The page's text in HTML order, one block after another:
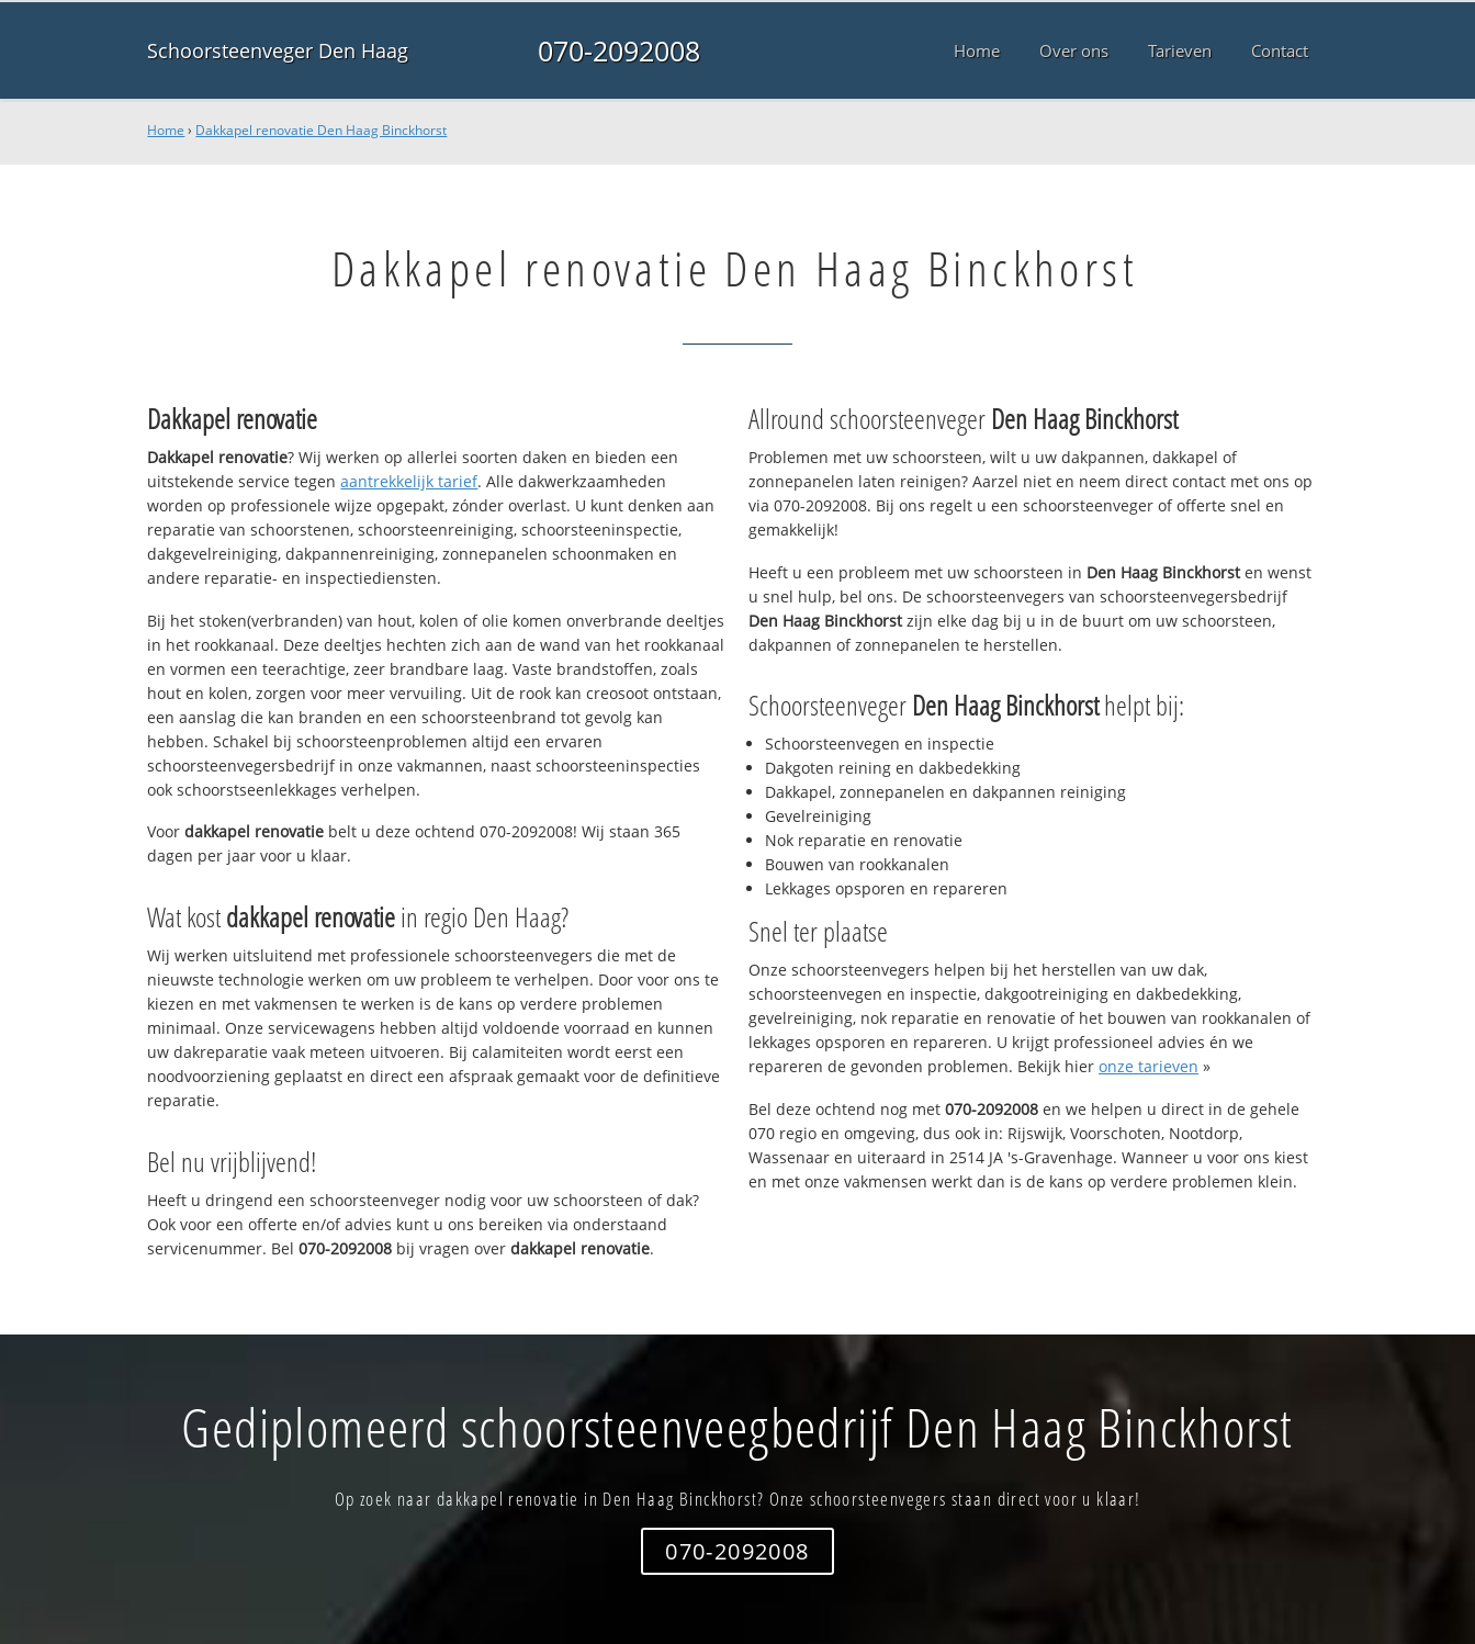
Schoorsteenveger Den Haag 070-2092008 Home Over ons Tarieven Contact
Home › Dakkapel renovatie Den Haag Binckhorst
Dakkapel renovatie Den Haag Binckhorst
Dakkapel renovatie
Dakkapel renovatie? Wij werken op allerlei soorten daken en bieden een
uitstekende service tegenaantrekkelijk tarief. Alle dakwerkzaamheden
worden op professionele wijze opgepakt, zónder overlast. U kunt denken aan
reparatie van schoorstenen, schoorsteenreiniging, schoorsteeninspectie,
dakgevelreiniging, dakpannenreiniging, zonnepanelen schoonmaken en
andere reparatie- en inspectiediensten.
Bij het stoken(verbranden) van hout, kolen of olie komen onverbrande deeltjes
in het rookkanaal. Deze deeltjes hechten zich aan de wand van het rookkanaal
en vormen een teerachtige, zeer brandbare laag. Vaste brandstoffen, zoals
hout en kolen, zorgen voor meer vervuiling. Uit de rook kan creosoot ontstaan,
een aanslag die kan branden en een schoorsteenbrand tot gevolg kan
hebben. Schakel bij schoorsteenproblemen altijd een ervaren
schoorsteenvegersbedrijf in onze vakmannen, naast schoorsteeninspecties
ook schoorstseenlekkages verhelpen.
Voordakkapel renovatie belt u deze ochtend 070-2092008! Wij staan 365
dagen per jaar voor u klaar.
Wat kostdakkapel renovatiein regio Den Haag?
Wij werken uitsluitend met professionele schoorsteenvegers die met de
nieuwste technologie werken om uw probleem te verhelpen. Door voor ons te
kiezen en met vakmensen te werken is de kans op verdere problemen
minimaal. Onze servicewagens hebben altijd voldoende voorraad en kunnen
uw dakreparatie vaak meteen uitvoeren. Bij calamiteiten wordt eerst een
noodvoorziening geplaatst en direct een afspraak gemaakt voor de definitieve
reparatie.
Bel nu vrijblijvend!
Heeft u dringend een schoorsteenveger nodig voor uw schoorsteen of dak?
Ook voor een offerte en/of advies kunt u ons bereiken via onderstaand
servicenummer. Bel070-2092008 bij vragen overdakkapel renovatie.
Allround schoorsteenveger Den Haag Binckhorst
Problemen met uw schoorsteen, wilt u uw dakpannen, dakkapel of
zonnepanelen laten reinigen? Aarzel niet en neem direct contact met ons op
via 070-2092008. Bij ons regelt u een schoorsteenveger of offerte snel en
gemakkelijk!
Heeft u een probleem met uw schoorsteen in Den Haag Binckhorsten wenst
u snel hulp, bel ons. De schoorsteenvegers van schoorsteenvegersbedrijf
Den Haag Binckhorstzijn elke dag bij u in de buurt om uw schoorsteen,
dakpannen of zonnepanelen te herstellen.
Schoorsteenveger Den Haag Binckhorsthelpt bij:
Schoorsteenvegen en inspectie
Dakgoten reining en dakbedekking
Dakkapel, zonnepanelen en dakpannen reiniging
Gevelreiniging
Nok reparatie en renovatie
Bouwen van rookkanalen
Lekkages opsporen en repareren
Snel ter plaatse
Onze schoorsteenvegers helpen bij het herstellen van uw dak,
schoorsteenvegen en inspectie, dakgootreiniging en dakbedekking,
gevelreiniging, nok reparatie en renovatie of het bouwen van rookkanalen of
lekkages opsporen en repareren. U krijgt professioneel advies én we
repareren de gevonden problemen. Bekijk hier onze tarieven »
Bel deze ochtend nog met 070-2092008 en we helpen u direct in de gehele
070 regio en omgeving, dus ook in: Rijswijk, Voorschoten, Nootdorp,
Wassenaar en uiteraard in 2514 JA 's-Gravenhage. Wanneer u voor ons kiest
en met onze vakmensen werkt dan is de kans op verdere problemen klein.
Gediplomeerd schoorsteenveegbedrijf Den Haag Binckhorst
Op zoek naar dakkapel renovatie in Den Haag Binckhorst? Onze schoorsteenvegers staan direct voor u klaar!
070-2092008